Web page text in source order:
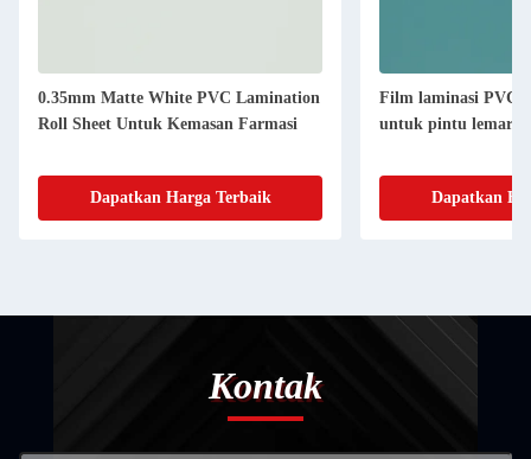
0.35mm Matte White PVC Lamination
Roll Sheet Untuk Kemasan Farmasi
Dapatkan Harga Terbaik
Film laminasi PVC
untuk pintu lemari
Dapatkan
Kontak